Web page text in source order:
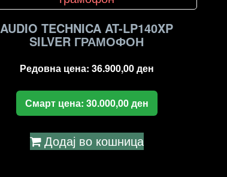
AUDIO TECHNICA AT-LP140XP
SILVER ГРАМОФОН
Редовна цена: 36.900,00ден
Смарт цена: 30.000,00ден
Додај во кошница